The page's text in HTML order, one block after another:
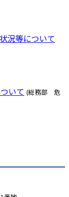
況等について
いて (総務部 危